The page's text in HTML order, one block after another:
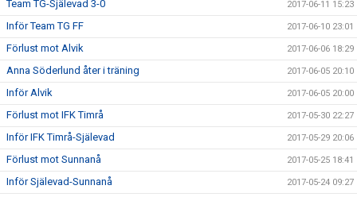
Team TG-Själevad 3-0 2017-06-11 15:23
Inför Team TG FF 2017-06-10 23:01
Förlust mot Alvik 2017-06-06 18:29
Anna Söderlund åter i träning 2017-06-05 20:10
Inför Alvik 2017-06-05 20:00
Förlust mot IFK Timrå 2017-05-30 22:27
Inför IFK Timrå-Själevad 2017-05-29 20:06
Förlust mot Sunnanå 2017-05-25 18:41
Inför Själevad-Sunnanå 2017-05-24 09:27